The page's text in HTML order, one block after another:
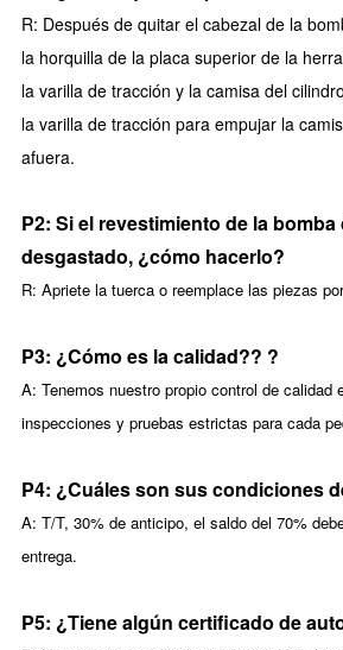
R: Después de quitar el cabezal de la
la horquilla de la placa superior de la
la varilla de tracción y la camisa del
la varilla de tracción para empujar la
afuera.
P2: Si el revestimiento de la
desgastado, ¿cómo hacerlo?
R: Apriete la tuerca o reemplace las piezas
P3: ¿Cómo es la calidad?? ?
A: Tenemos nuestro propio control de calidad
inspecciones y pruebas estrictas para cada
P4: ¿Cuáles son sus condiciones
A: T/T, 30% de anticipo, el saldo del 70%
entrega.
P5: ¿Tiene algún certificado de